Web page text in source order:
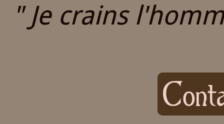
" Je crains